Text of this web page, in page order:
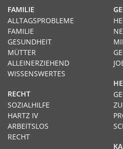
FAMILIE
ALLTAGSPROBLEME
FAMILIE
GESUNDHEIT
MÜTTER
ALLEINERZIEHEND
WISSENSWERTES
RECHT
SOZIALHILFE
HARTZ IV
ARBEITSLOS
RECHT